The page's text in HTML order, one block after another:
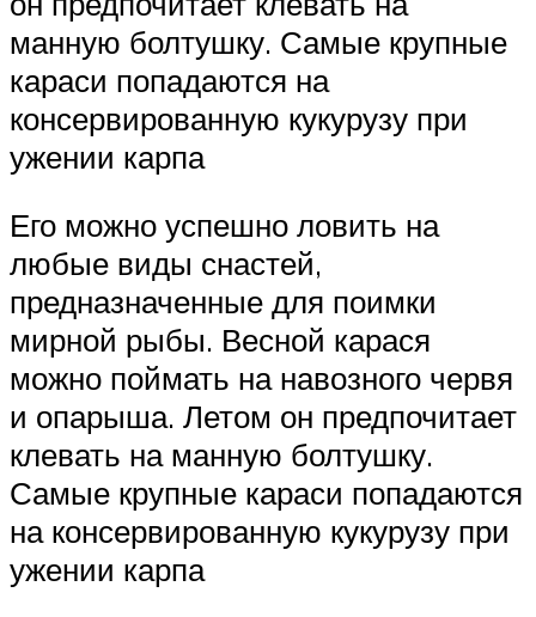
манную болтушку. Самые крупные
караси попадаются на
консервированную кукурузу при
ужении карпа
Его можно успешно ловить на
любые виды снастей,
предназначенные для поимки
мирной рыбы. Весной карася
можно поймать на навозного червя
и опарыша. Летом он предпочитает
клевать на манную болтушку.
Самые крупные караси попадаются
на консервированную кукурузу при
ужении карпа